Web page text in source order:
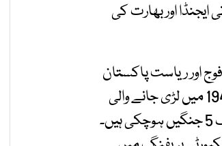
اور بھارت کی
اور ریاست پاکستان
کا واضح موقف ہے کہ کشمیر تکمیلِ پاکستان کا نامکمل حصہ ہے۔ 1948 میں لڑی جانے والی
جنگ پاکستانی فوج، کشمیریوں اور قبائل نے مل کر لڑی ۔کشمیر پر اب تک 5 جنگیں ہوچکی ہیں۔